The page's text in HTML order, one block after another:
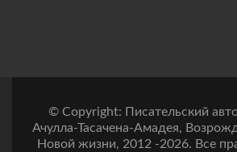
© Copyright: Писательский
Ачулла-Тасачена-Амадея,
Новой жизни, 2012 -2026. Все